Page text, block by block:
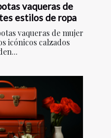
vaqueras de
estilos de ropa
vaqueras de mujer
icónicos calzados